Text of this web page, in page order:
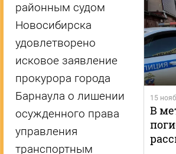
15
В
районным судом
Новосибирска
удовлетворено
исковое заявление
прокурора города
Барнаула о лишении
осужденного права
управления
транспортным